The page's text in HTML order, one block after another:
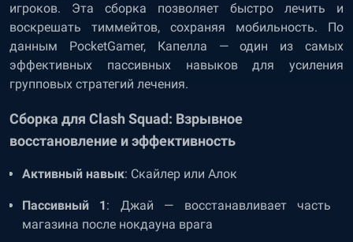
игроков. Эта сборка позволяет быстро лечить и
воскрешать тиммейтов, сохраняя мобильность. По
данным PocketGamer, Капелла — один из самых
эффективных пассивных навыков для усиления
групповых стратегий лечения.
Сборка для Clash Squad: Взрывное
восстановление и эффективность
Активный навык: Скайлер или Алок
Пассивный 1: Джай — восстанавливает часть
магазина после нокдауна врага